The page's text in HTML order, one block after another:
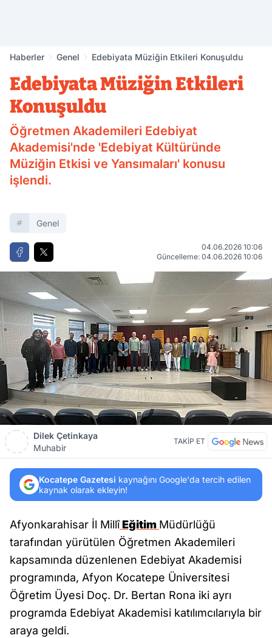
Haberler Genel Edebiyata Müziğin Etkileri Konuşuldu
Edebiyata Müziğin Etkileri
Konuşuldu
Öğretmen Akademileri Edebiyat
Akademisi'nde 'Edebiyat Kültüründe
Müziğin Etkisi ve Yansımaları' konusu
işlendi.
Genel
04.06.2026 10:06
Güncelleme: 04.06.2026 10:06
Dilek Çetinkaya
Muhabir
TAKİP ET
Kocatepe Gazetesi kaynağını Google'da tercih edilen
kaynak olarak ekleyin!
Afyonkarahisar İl MillîEğitim Müdürlüğü
tarafından yürütülen Öğretmen Akademileri
kapsamında düzenlenen Edebiyat Akademisi
programında, Afyon Kocatepe Üniversitesi
Öğretim Üyesi Doç. Dr. Bertan Rona iki ayrı
programda Edebiyat Akademisi katılımcılarıyla bir
araya geldi.